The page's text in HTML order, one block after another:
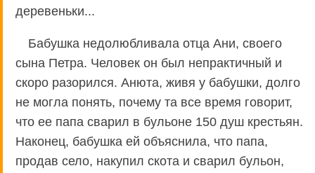
деревеньки...
Бабушка недолюбливала отца Ани, своего
сына Петра. Человек он был непрактичный и
скоро разорился. Анюта, живя у бабушки, долго
не могла понять, почему та все время говорит,
что ее папа сварил в бульоне 150 душ крестьян.
Наконец, бабушка ей объяснила, что папа,
продав село, накупил скота и сварил бульон,